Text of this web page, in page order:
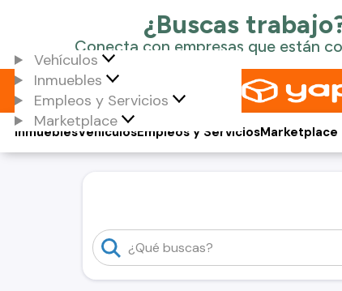
Vehículos
Inmuebles
Empleos y Servicios
Marketplace
Vehículos
Inmuebles Empleos y ServiciosMarketplace